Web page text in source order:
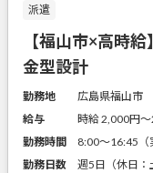
派遣
【福山市×高時
金型設計
勤務地
広島県福山市
給与
時給 2,000円
勤務時間
8:00～16:45（
勤務日数
週5日（休日：